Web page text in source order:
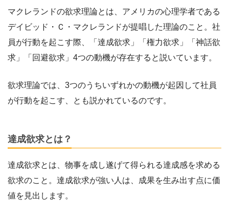
マクレランドの欲求理論とは、アメリカの心理学者である
デイビッド・Ｃ・マクレランドが提唱した理論のこと。社
員が行動を起こす際、「達成欲求」「権力欲求」「神話欲
求」「回避欲求」4つの動機が存在すると説いています。
欲求理論では、3つのうちいずれかの動機が起因して社員
が行動を起こす、とも説かれているのです。
達成欲求とは？
達成欲求とは、物事を成し遂げて得られる達成感を求める
欲求のこと。達成欲求が強い人は、成果を生み出す点に価
値を見出します。